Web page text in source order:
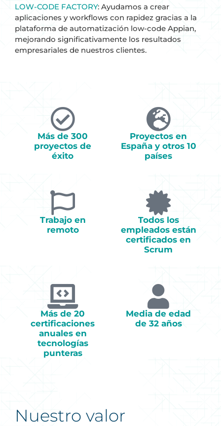
LOW-CODE FACTORY: Ayudamos a crear
aplicaciones y workflows con rapidez gracias a la
plataforma de automatización low-code Appian,
mejorando significativamente los resultados
empresariales de nuestros clientes.
Más de 300
proyectos de
éxito
Proyectos en
España y otros 10
países
Trabajo en
remoto
Todos los
empleados están
certificados en
Scrum
Más de 20
certificaciones
anuales en
tecnologías
punteras
Media de edad
de 32 años
Nuestro valor